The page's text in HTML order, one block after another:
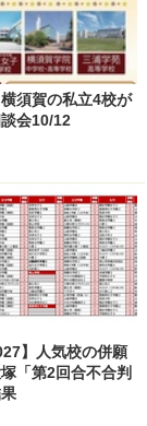
横須賀の私立4校が
会10/12
】人気校の併願
「第2回合不合判